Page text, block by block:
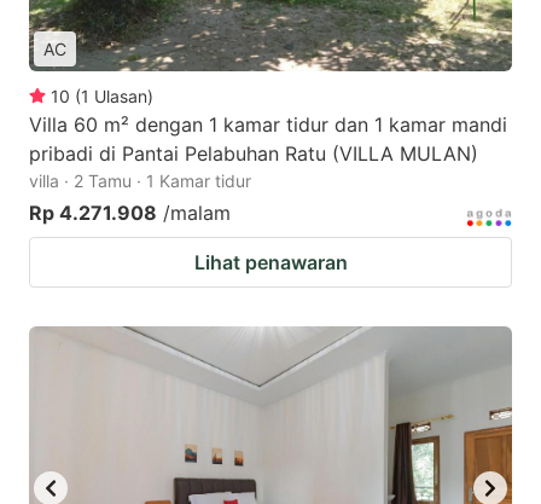
AC
10 (1 Ulasan)
Villa 60 m² dengan 1 kamar tidur dan 1 kamar mandi
pribadi di Pantai Pelabuhan Ratu (VILLA MULAN)
villa · 2 Tamu · 1 Kamar tidur
Rp 4.271.908 /malam
Lihat penawaran